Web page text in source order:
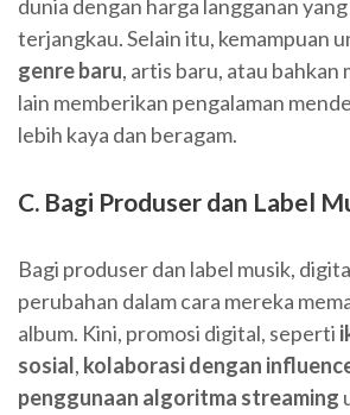
dunia dengan harga langganan
terjangkau. Selain itu, kemampuan
genre baru, artis baru, atau bahkan
lain memberikan pengalaman
lebih kaya dan beragam.
C. Bagi Produser dan Label
Bagi produser dan label musik,
perubahan dalam cara mereka
album. Kini, promosi digital, seperti
sosial, kolaborasi dengan
penggunaan algoritma streaming